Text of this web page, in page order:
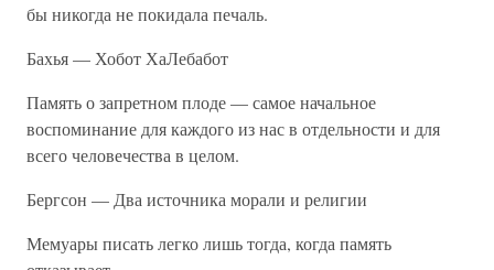
бы никогда не покидала печаль.
Бахья — Хобот ХаЛебабот
Память о запретном плоде — самое начальное
воспоминание для каждого из нас в отдельности и для
всего человечества в целом.
Бергсон — Два источника морали и религии
Мемуары писать легко лишь тогда, когда память